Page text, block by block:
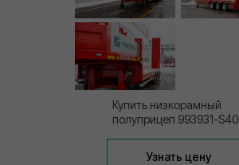
Купить низкорамный
полуприцеп 993931-S40
Узнать цену